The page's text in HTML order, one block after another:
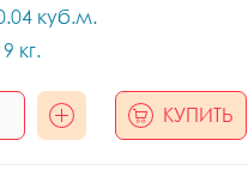
куб.м.
кг.
КУПИТЬ